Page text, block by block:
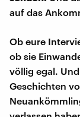
auf das
Ob eure
ob sie
völlig egal.
Geschichten